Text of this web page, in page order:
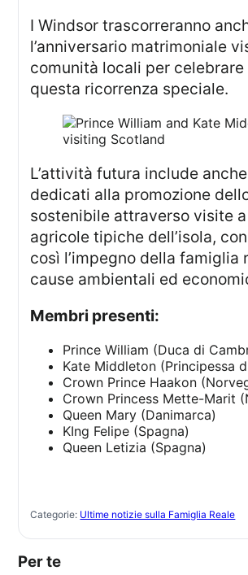
I Windsor trascorreranno anche
l’anniversario matrimoniale
comunità locali per celebrare
questa ricorrenza speciale.
L’attività futura include anche incontri
dedicati alla promozione
sostenibile attraverso visite
agricole tipiche dell’isola,
così l’impegno della famiglia
cause ambientali ed
Membri presenti:
Prince William (Duca di
Kate Middleton (Principessa
Crown Prince Haakon
Crown Princess Mette-Marit
Queen Mary (Danimarca)
KIng Felipe (Spagna)
Queen Letizia (Spagna)
Categorie: Ultime notizie sulla Famiglia Reale
Per te